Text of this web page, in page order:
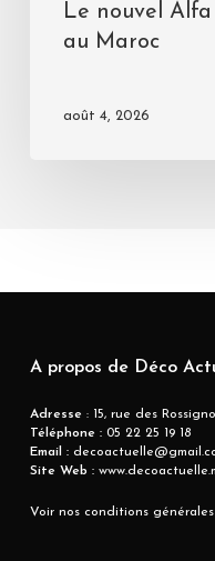
Le nouvel
au Maroc
août 4, 2026
A propos de Déco
Adresse : 15, rue des
Téléphone :05 22 25 19 18
Email :
Site Web :
Voir nos conditions